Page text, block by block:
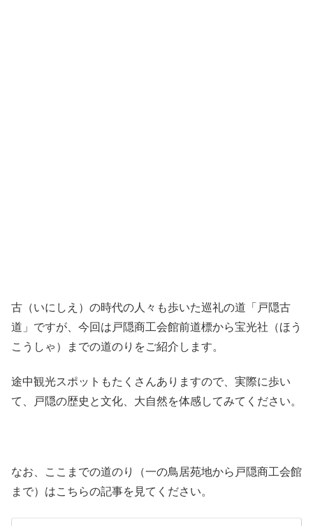
古（いにしえ）の時代の人々も歩いた巡礼の道「戸隠古
道」ですが、今回は戸隠商工会館前道標から宝光社（ほう
こうしゃ）までの道のりをご紹介します。
途中観光スポットもたくさんありますので、実際に歩い
て、戸隠の歴史と文化、大自然を体感してみてください。
なお、ここまでの道のり（一の鳥居苑地から戸隠商工会館
まで）はこちらの記事を見てください。